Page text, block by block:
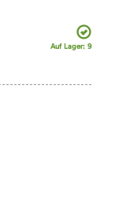
Auf Lager: 9